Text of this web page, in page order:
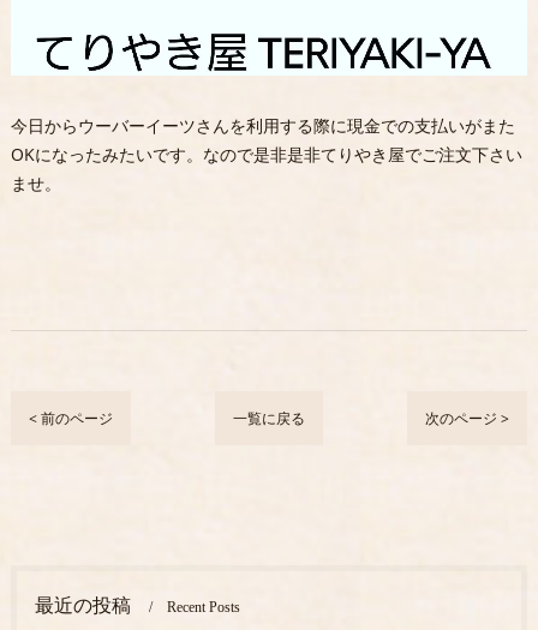
今日からウーバーイーツさんを利用する際に現金での支払いがまた
OKになったみたいです。なので是非是非てりやき屋でご注文下さい
ませ。
< 前のページ 一覧に戻る 次のページ >
最近の投稿 Recent Posts